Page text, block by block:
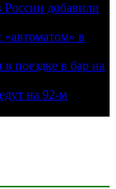
России добавили
«автоматом» в
поездке в бар на
на 92-м